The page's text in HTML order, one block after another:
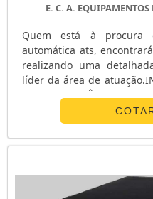
E. C. A. EQUIPAMENTOS
Quem está à procura
automática ats,
realizando uma
líder da área de
DE TRANSFERÊNCIA
chave de transferência
inovadora, acha o site
Eletrônicos. Na